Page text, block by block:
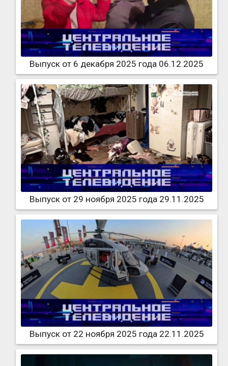
Выпуск от 6 декабря 2025 года 06.12.2025
Выпуск от 29 ноября 2025 года 29.11.2025
Выпуск от 22 ноября 2025 года 22.11.2025